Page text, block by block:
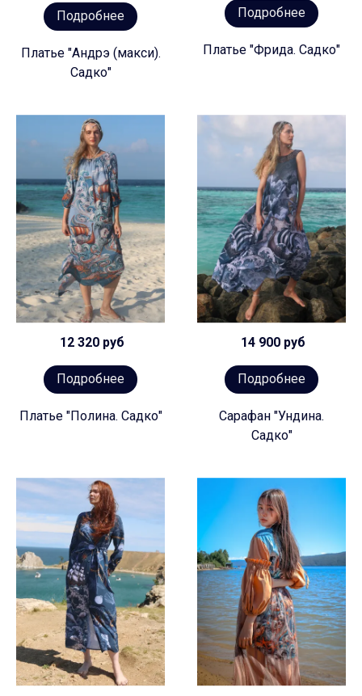
Подробнее
Платье "Андрэ (макси).
Садко"
Подробнее
Платье "Фрида. Садко"
12 320 руб
Подробнее
Платье "Полина. Садко"
14 900 руб
Подробнее
Сарафан "Ундина.
Садко"